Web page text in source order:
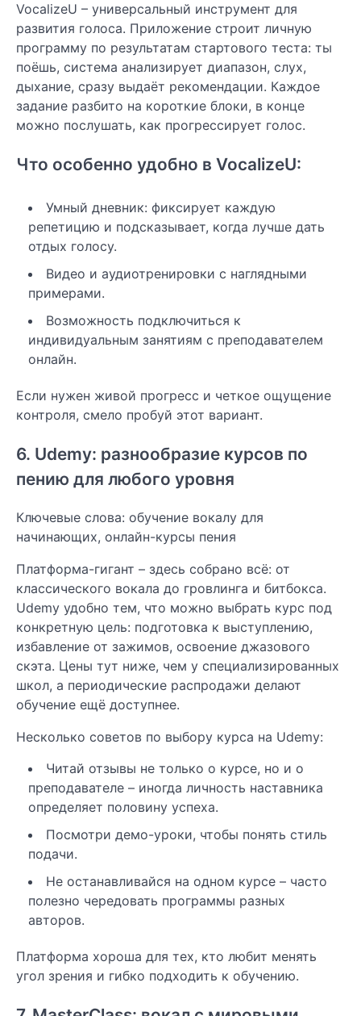
VocalizeU – универсальный инструмент для
развития голоса. Приложение строит личную
программу по результатам стартового теста: ты
поёшь, система анализирует диапазон, слух,
дыхание, сразу выдаёт рекомендации. Каждое
задание разбито на короткие блоки, в конце
можно послушать, как прогрессирует голос.
Что особенно удобно в VocalizeU:
Умный дневник: фиксирует каждую
репетицию и подсказывает, когда лучше дать
отдых голосу.
Видео и аудиотренировки с наглядными
примерами.
Возможность подключиться к
индивидуальным занятиям с преподавателем
онлайн.
Если нужен живой прогресс и четкое ощущение
контроля, смело пробуй этот вариант.
6. Udemy: разнообразие курсов по
пению для любого уровня
Ключевые слова: обучение вокалу для
начинающих, онлайн-курсы пения
Платформа-гигант – здесь собрано всё: от
классического вокала до гровлинга и битбокса.
Udemy удобно тем, что можно выбрать курс под
конкретную цель: подготовка к выступлению,
избавление от зажимов, освоение джазового
скэта. Цены тут ниже, чем у специализированных
школ, а периодические распродажи делают
обучение ещё доступнее.
Несколько советов по выбору курса на Udemy:
Читай отзывы не только о курсе, но и о
преподавателе – иногда личность наставника
определяет половину успеха.
Посмотри демо-уроки, чтобы понять стиль
подачи.
Не останавливайся на одном курсе – часто
полезно чередовать программы разных
авторов.
Платформа хороша для тех, кто любит менять
угол зрения и гибко подходить к обучению.